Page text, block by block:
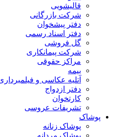
قالیشویی
شرکت بازرگانی
دفتر پیشخوان
دفتر اسناد رسمی
گل فروشی
شرکت پیمانکاری
مراکز حقوقی
بیمه
آتلیه عکاسی و فیلمبرداری
دفتر ازدواج
کارتخوان
تشریفات عروسی
پوشاک
پوشاک زنانه